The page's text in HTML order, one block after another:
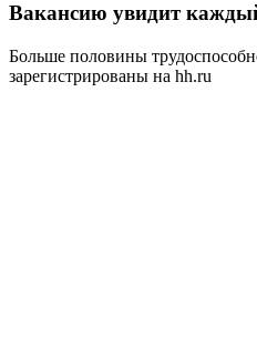
Вакансию увидит
Больше половины
зарегистрированы на hh.ru